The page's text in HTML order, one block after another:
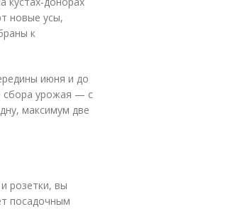
новые усы,
к
июня и до
сбора урожая — с
максимум две
розетки, вы
посадочным